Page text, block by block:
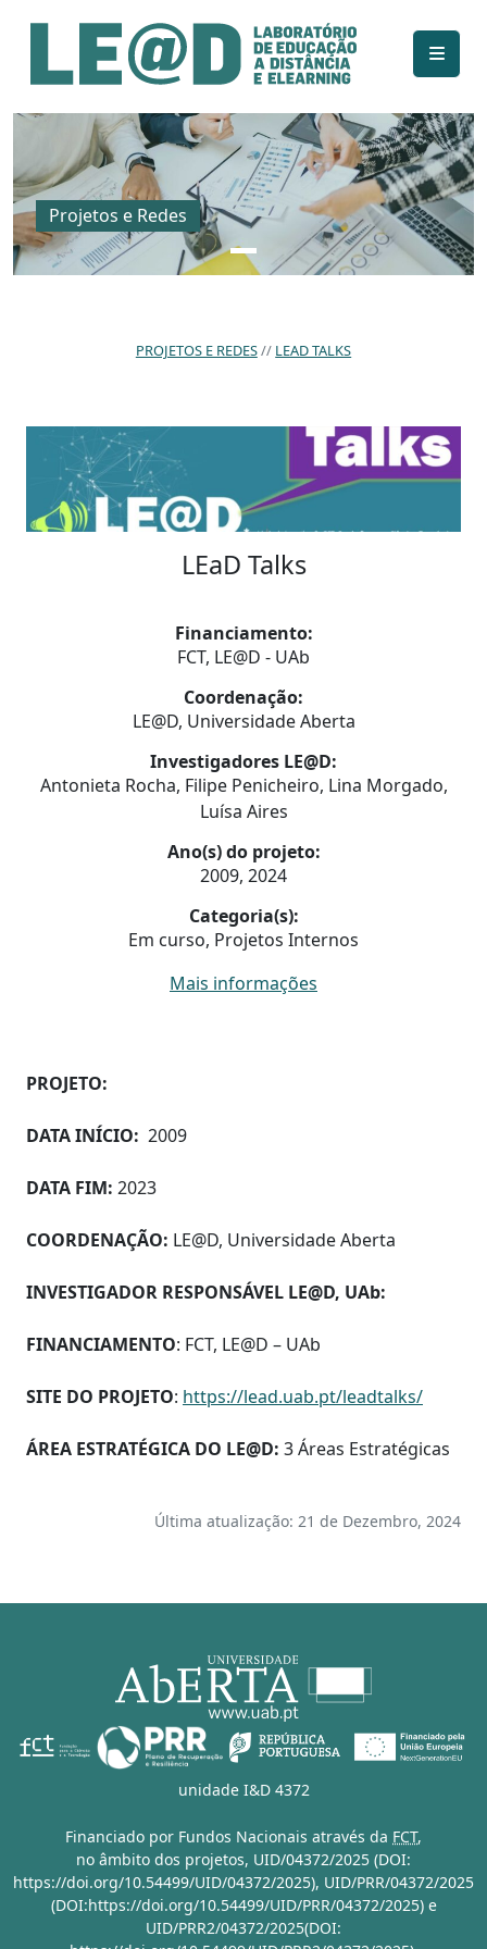
Ir para o conteúdo principal
Informações de acessibilidade
Mapa do site
Projetos e Redes
PROJETOS E REDES LEAD TALKS
LEaD Talks
Financiamento:
FCT, LE@D - UAb
Coordenação:
LE@D, Universidade Aberta
Investigadores LE@D:
Antonieta Rocha, Filipe Penicheiro, Lina Morgado,
Luísa Aires
Ano(s) do projeto:
2009, 2024
Categoria(s):
Em curso, Projetos Internos
Mais informações
PROJETO:
DATA INÍCIO: 2009
DATA FIM: 2023
COORDENAÇÃO: LE@D, Universidade Aberta
INVESTIGADOR RESPONSÁVEL LE@D, UAb:
FINANCIAMENTO: FCT, LE@D – UAb
SITE DO PROJETO: https://lead.uab.pt/leadtalks/
ÁREA ESTRATÉGICA DO LE@D: 3 Áreas Estratégicas
Última atualização: 21 de Dezembro, 2024
unidade I&D 4372
Financiado por Fundos Nacionais através da FCT,
no âmbito dos projetos, UID/04372/2025 (DOI:
https://doi.org/10.54499/UID/04372/2025), UID/PRR/04372/2025
(DOI:https://doi.org/10.54499/UID/PRR/04372/2025)e
UID/PRR2/04372/2025(DOI: